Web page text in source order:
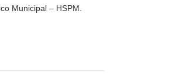
Municipal – HSPM.